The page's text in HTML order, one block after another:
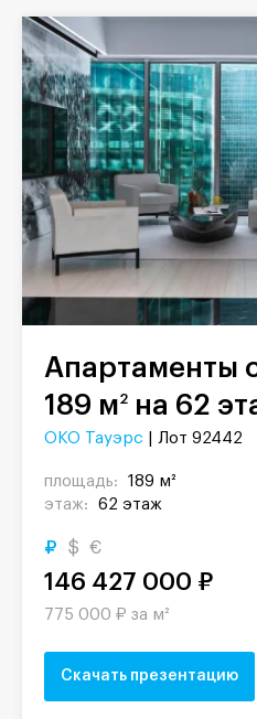
Апартаменты
189 м2 на 62
ОКО Тауэрс | Лот 92442
площадь:
189 м²
этаж:
62 этаж
₽ $ €
146 427 000 ₽
775 000 ₽ за м²
Скачать презентацию